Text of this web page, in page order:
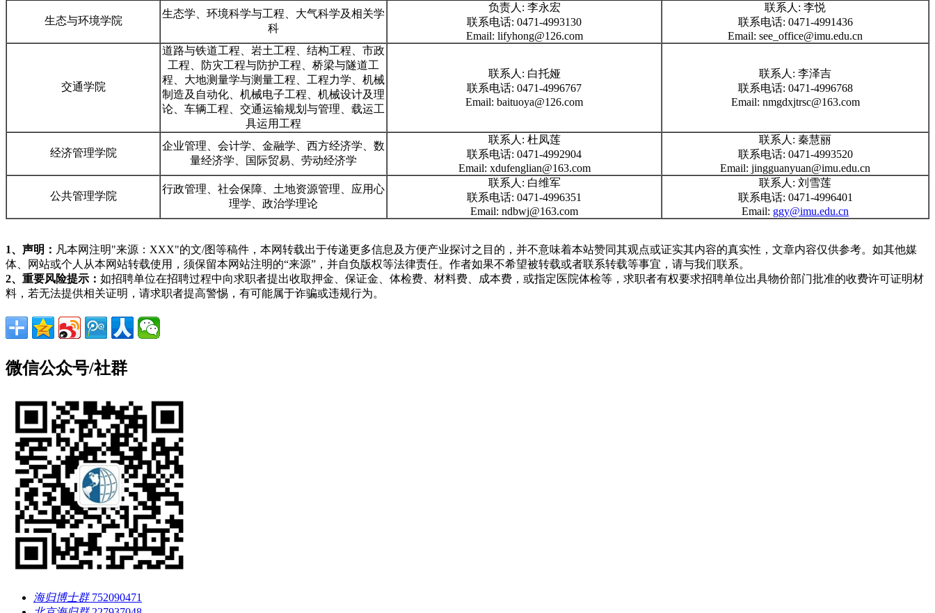
生态与环境学院
生态学、环境科学与工程、大气科学及相关学
科
负责人: 李永宏
联系电话: 0471-4993130
Email: lifyhong@126.com
联系人: 李悦
联系电话: 0471-4991436
Email: see_office@imu.edu.cn
交通学院
道路与铁道工程、岩土工程、结构工程、市政
工程、防灾工程与防护工程、桥梁与隧道工
程、大地测量学与测量工程、工程力学、机械
制造及自动化、机械电子工程、机械设计及理
论、车辆工程、交通运输规划与管理、载运工
具运用工程
联系人: 白托娅
联系电话: 0471-4996767
Email: baituoya@126.com
联系人: 李泽吉
联系电话: 0471-4996768
Email: nmgdxjtrsc@163.com
经济管理学院
企业管理、会计学、金融学、西方经济学、数
量经济学、国际贸易、劳动经济学
联系人: 杜凤莲
联系电话: 0471-4992904
Email: xdufenglian@163.com
联系人: 秦慧丽
联系电话: 0471-4993520
Email: jingguanyuan@imu.edu.cn
公共管理学院
行政管理、社会保障、土地资源管理、应用心
理学、政治学理论
联系人: 白维军
联系电话: 0471-4996351
Email: ndbwj@163.com
联系人: 刘雪莲
联系电话: 0471-4996401
Email: ggy@imu.edu.cn
1、声明： 凡本网注明"来源：XXX"的文/图等稿件，本网转载出于传递更多信息及方便产业探讨之目的，并不意味着本站赞同其观点或证实其内容的真实性，文章内容仅供参考。如其他媒
体、网站或个人从本网站转载使用，须保留本网站注明的“来源”，并自负版权等法律责任。作者如果不希望被转载或者联系转载等事宜，请与我们联系。
2、重要风险提示： 如招聘单位在招聘过程中向求职者提出收取押金、保证金、体检费、材料费、成本费，或指定医院体检等，求职者有权要求招聘单位出具物价部门批准的收费许可证明材
料，若无法提供相关证明，请求职者提高警惕，有可能属于诈骗或违规行为。
微信公众号/社群
海归博士群 752090471